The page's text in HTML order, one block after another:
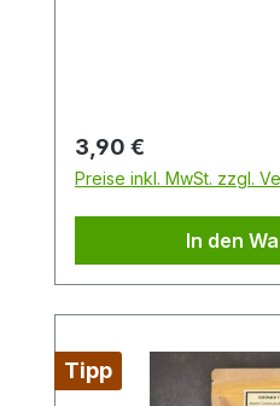
schnell
Regulärer Preis:
3,90 €
Preise inkl. MwSt. zzgl.
In den
Tipp